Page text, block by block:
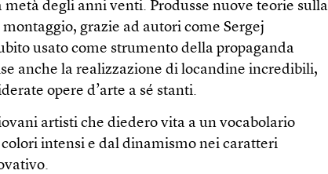
degli anni venti. Produsse nuove teorie sulla
grazie ad autori come Sergej
usato come strumento della propaganda
anche la realizzazione di locandine incredibili,
opere d’arte a sé stanti.
artisti che diedero vita a un vocabolario
intensi e dal dinamismo nei caratteri